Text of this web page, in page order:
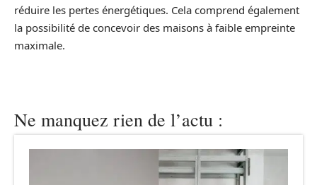
réduire les pertes énergétiques. Cela comprend également
la possibilité de concevoir des maisons à faible empreinte
maximale.
Ne manquez rien de l’actu :